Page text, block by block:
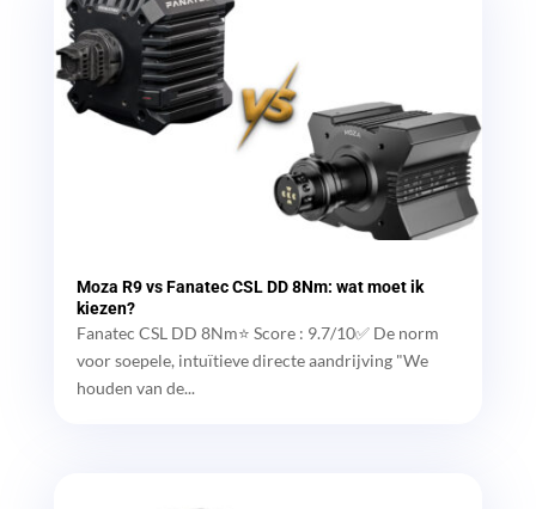
Moza R9 vs Fanatec CSL DD 8Nm: wat moet ik
kiezen?
Fanatec CSL DD 8Nm⭐ Score : 9.7/10✅ De norm
voor soepele, intuïtieve directe aandrijving "We
houden van de...